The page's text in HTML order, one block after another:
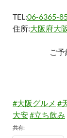
TEL:06-6365-
住所:大阪府大
ご
#大阪グルメ #
大安#立ち飲み
共有: